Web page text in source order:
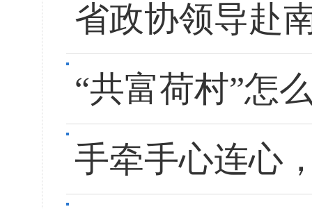
省政协领导赴
“共富荷村”怎
手牵手心连心